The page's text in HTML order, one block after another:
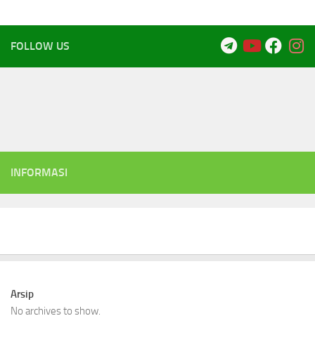
FOLLOW US
INFORMASI
Arsip
No archives to show.